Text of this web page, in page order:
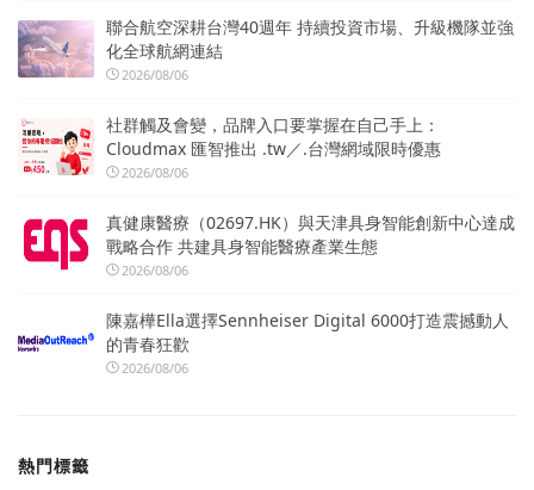
聯合航空深耕台灣40週年 持續投資市場、升級機隊並強
化全球航網連結
2026/08/06
社群觸及會變，品牌入口要掌握在自己手上：
Cloudmax 匯智推出 .tw／.台灣網域限時優惠
2026/08/06
真健康醫療（02697.HK）與天津具身智能創新中心達成
戰略合作 共建具身智能醫療產業生態
2026/08/06
陳嘉樺Ella選擇Sennheiser Digital 6000打造震撼動人
的青春狂歡
2026/08/06
熱門標籤